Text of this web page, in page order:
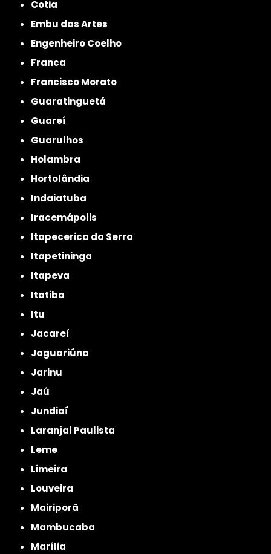
Cotia
Embu das Artes
Engenheiro Coelho
Franca
Francisco Morato
Guaratinguetá
Guareí
Guarulhos
Holambra
Hortolândia
Indaiatuba
Iracemápolis
Itapecerica da Serra
Itapetininga
Itapeva
Itatiba
Itu
Jacareí
Jaguariúna
Jarinu
Jaú
Jundiaí
Laranjal Paulista
Leme
Limeira
Louveira
Mairiporã
Mambucaba
Marília